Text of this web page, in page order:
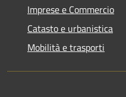
Imprese e Commercio
Catasto e urbanistica
Mobilità e trasporti